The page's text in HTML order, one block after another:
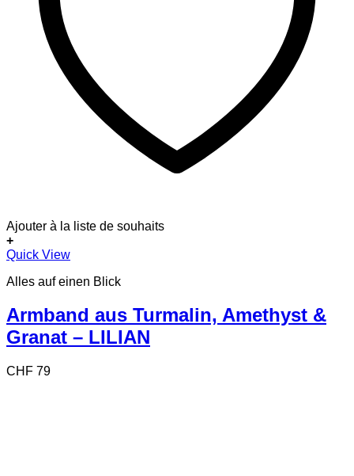
Ajouter à la liste de souhaits
+
Quick View
Alles auf einen Blick
Armband aus Turmalin, Amethyst &
Granat – LILIAN
CHF 79